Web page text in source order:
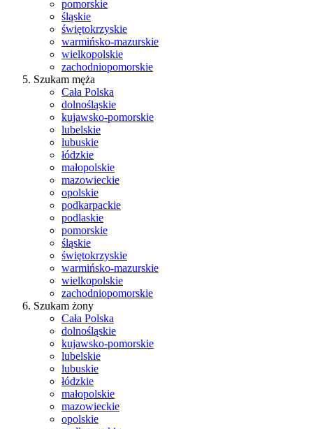
pomorskie
śląskie
świętokrzyskie
warmińsko-mazurskie
wielkopolskie
zachodniopomorskie
Szukam męża
Cała Polska
dolnośląskie
kujawsko-pomorskie
lubelskie
lubuskie
łódzkie
małopolskie
mazowieckie
opolskie
podkarpackie
podlaskie
pomorskie
śląskie
świętokrzyskie
warmińsko-mazurskie
wielkopolskie
zachodniopomorskie
Szukam żony
Cała Polska
dolnośląskie
kujawsko-pomorskie
lubelskie
lubuskie
łódzkie
małopolskie
mazowieckie
opolskie